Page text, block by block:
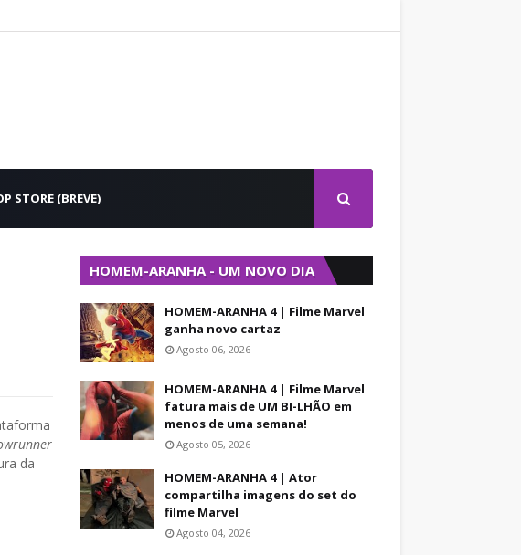
STORE (BREVE)
da
HOMEM-ARANHA - UM NOVO DIA
HOMEM-ARANHA 4 | Filme Marvel
ganha novo cartaz
Agosto 06, 2026
HOMEM-ARANHA 4 | Filme Marvel
fatura mais de UM BI-LHÃO em
menos de uma semana!
Agosto 05, 2026
HOMEM-ARANHA 4 | Ator
compartilha imagens do set do
filme Marvel
Agosto 04, 2026